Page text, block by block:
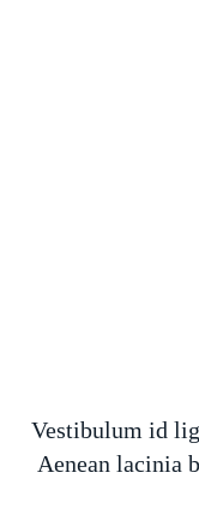
Vestibulum id
Aenean lacinia